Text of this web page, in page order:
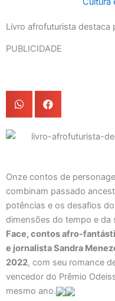
Livro afrofuturista destaca
PUBLICIDADE
Onze contos de
combinam passado
potências e os desafios
dimensões do tempo e da
Face, contos afro-
e jornalista Sandra
2022, com seu romance
vencedor do Prêmio
mesmo ano.